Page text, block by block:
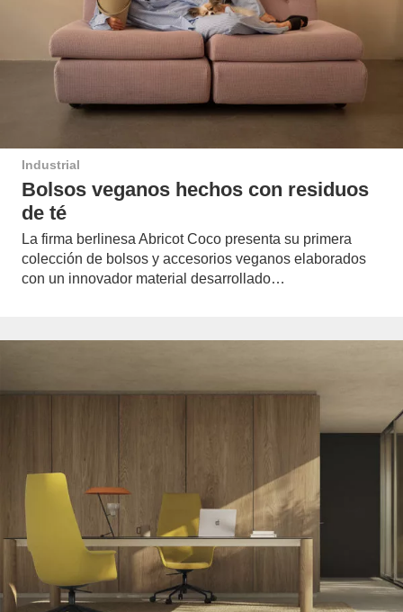
Industrial
Bolsos veganos hechos con residuos
de té
La firma berlinesa Abricot Coco presenta su primera
colección de bolsos y accesorios veganos elaborados
con un innovador material desarrollado…